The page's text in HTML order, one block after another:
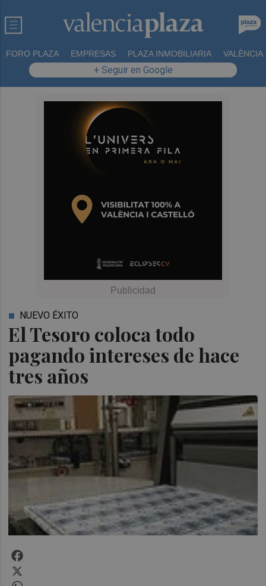
FORO PLAZA EMPRESAS PLAZA INMOBILIARIA VALÈNCIA
+ Seguir en Google
El Tesoro coloca todo
pagando intereses de hace
tres años
NUEVO ÉXITO